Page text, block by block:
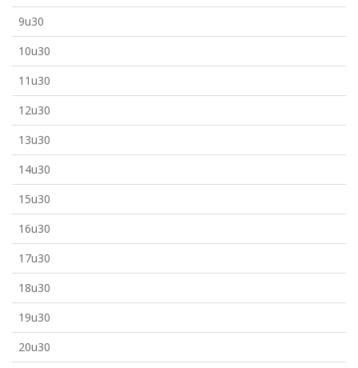
9u30
10u30
11u30
12u30
13u30
14u30
15u30
16u30
17u30
18u30
19u30
20u30